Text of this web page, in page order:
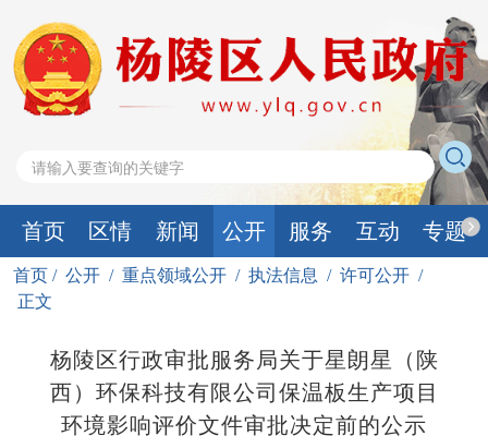
首页 区情 新闻 公开 服务 互动 专题
首页 / 公开 / 重点领域公开 / 执法信息 / 许可公开 /
正文
杨陵区行政审批服务局关于星朗星（陕
西）环保科技有限公司保温板生产项目
环境影响评价文件审批决定前的公示